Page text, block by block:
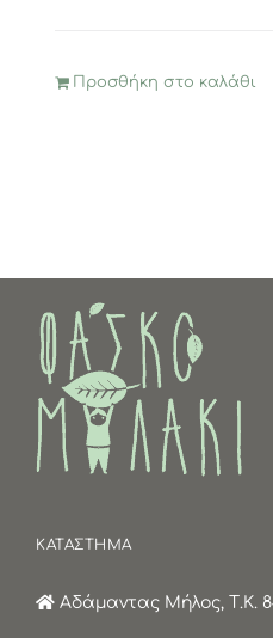
Προσθήκη στο καλάθι
ΚΑΤΑΣΤΗΜΑ
Αδάμαντας Μήλος, Τ.Κ.